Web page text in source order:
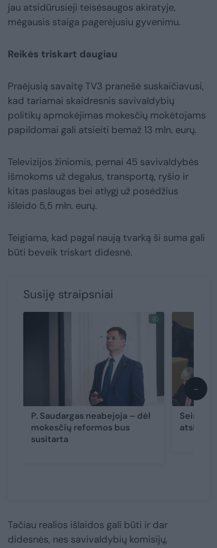
jau atsidūrusieji teisėsaugos akiratyje,
mėgausis staiga pagerėjusiu gyvenimu.
Reikės triskart daugiau
Praėjusią savaitę TV3 pranešė suskaičiavusi,
kad tariamai skaidresnis savivaldybių
politikų apmokėjimas mokesčių mokėtojams
papildomai gali atsieiti bemaž 13 mln. eurų.
Televizijos žiniomis, pernai 45 savivaldybės
išmokoms už degalus, transportą, ryšio ir
kitas paslaugas bei atlygį už posėdžius
išleido 5,5 mln. eurų.
Teigiama, kad pagal naują tvarką ši suma gali
būti beveik triskart didesnė.
Susiję straipsniai
P. Saudargas neabejoja – dėl
mokesčių reformos bus
susitarta
Seime –
atsirasti
→
Tačiau realios išlaidos gali būti ir dar
didesnės, nes savivaldybių komisijų,